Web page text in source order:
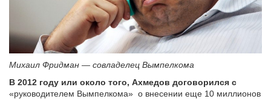
Михаил Фридман — совладелец Вымпелкома
В 2012 году или около того, Ахмедов договорился с
«руководителем Вымпелкома» о внесении еще 10 миллионов